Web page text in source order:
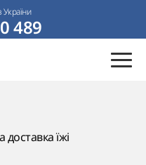
489
доставка їжі